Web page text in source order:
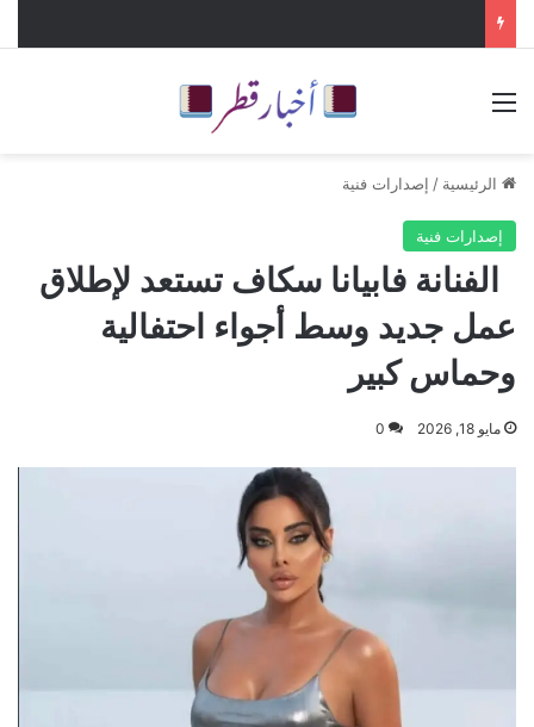
الرئيسية / إصدارات فنية
إصدارات فنية
الفنانة فابيانا سكاف تستعد لإطلاق
عمل جديد وسط أجواء احتفالية
وحماس كبير
مايو 18, 2026 0